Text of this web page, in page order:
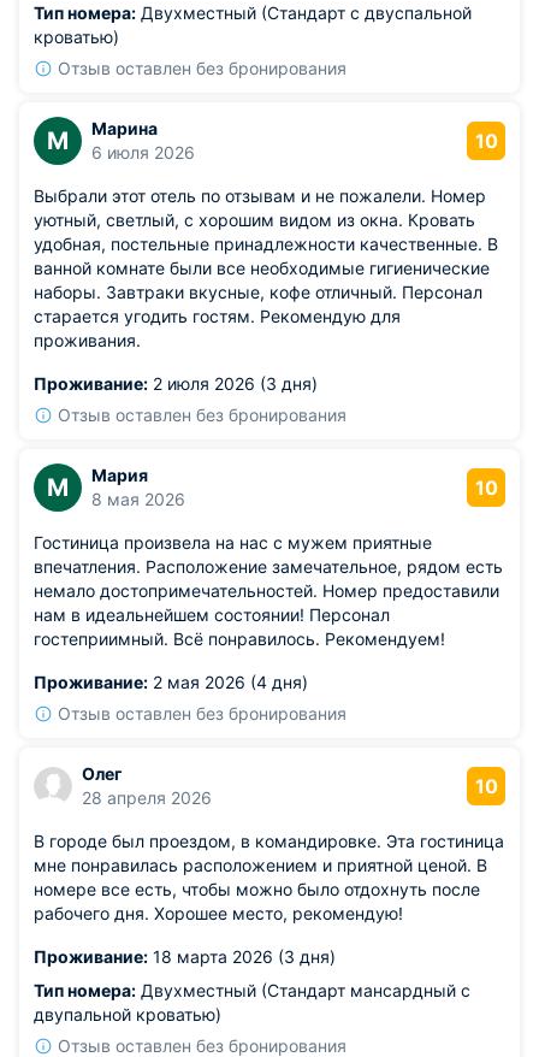
Тип номера: Двухместный (Стандарт с двуспальной
кроватью)
Отзыв оставлен без бронирования
М
Марина
6 июля 2026
10
Выбрали этот отель по отзывам и не пожалели. Номер
уютный, светлый, с хорошим видом из окна. Кровать
удобная, постельные принадлежности качественные. В
ванной комнате были все необходимые гигиенические
наборы. Завтраки вкусные, кофе отличный. Персонал
старается угодить гостям. Рекомендую для
проживания.
Проживание: 2 июля 2026 (3 дня)
Отзыв оставлен без бронирования
М
Мария
8 мая 2026
10
Гостиница произвела на нас с мужем приятные
впечатления. Расположение замечательное, рядом есть
немало достопримечательностей. Номер предоставили
нам в идеальнейшем состоянии! Персонал
гостеприимный. Всё понравилось. Рекомендуем!
Проживание: 2 мая 2026 (4 дня)
Отзыв оставлен без бронирования
Олег
28 апреля 2026
10
В городе был проездом, в командировке. Эта гостиница
мне понравилась расположением и приятной ценой. В
номере все есть, чтобы можно было отдохнуть после
рабочего дня. Хорошее место, рекомендую!
Проживание: 18 марта 2026 (3 дня)
Тип номера: Двухместный (Стандарт мансардный с
двупальной кроватью)
Отзыв оставлен без бронирования